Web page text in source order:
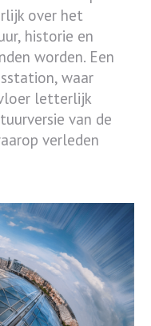
over het
historie en
worden. Een
waar
letterlijk
van de
verleden